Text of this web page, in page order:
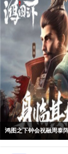
鸿图之下钟会祝融周泰